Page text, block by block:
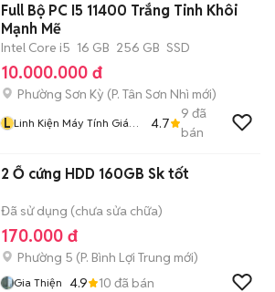
Full Bộ PC I5 11400 Trắng Tinh Khôi
Mạnh Mẽ
Intel Core i5 16 GB 256 GB SSD
10.000.000 đ
Phường Sơn Kỳ (P. Tân Sơn Nhì mới)
L Linh Kiện Máy Tính Giá
4.7
9 đã
bán
2 Ổ cứng HDD 160GB Sk tốt
Đã sử dụng (chưa sửa chữa)
170.000 đ
Phường 5 (P. Bình Lợi Trung mới)
Gia Thiện 4.9 10 đã bán